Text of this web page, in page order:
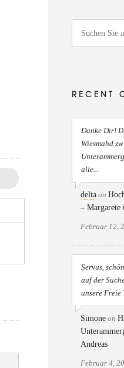
RECENT
Danke Dir!
Wiesmahd
alle...
delta on
– Margarete
Februar 12,
Servus,
auf der
unsere Freie
Simone on
Andreas
Februar 4,